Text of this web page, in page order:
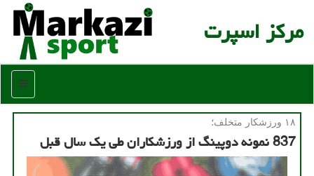
مركز اسپرت
منو
۱۸ ورزشكار متخلف؛
837 نمونه دوپینگ از ورزشکاران طی یک سال قبل